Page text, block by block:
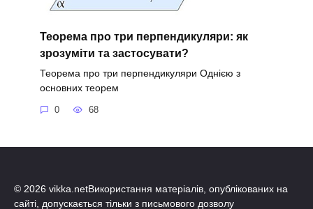
Теорема про три перпендикуляри: як
зрозуміти та застосувати?
Теорема про три перпендикуляри Однією з
основних теорем
0 68
© 2026 vikka.netВикористання матеріалів, опублікованих на
сайті, допускається тільки з письмового дозволу